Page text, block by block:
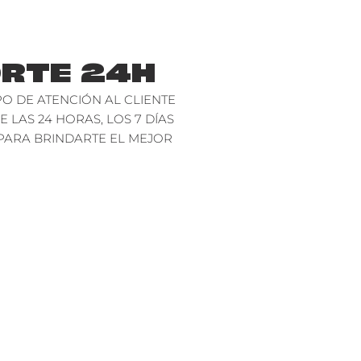
24H
DE ATENCIÓN AL CLIENTE
LAS 24 HORAS, LOS 7 DÍAS
BRINDARTE EL MEJOR